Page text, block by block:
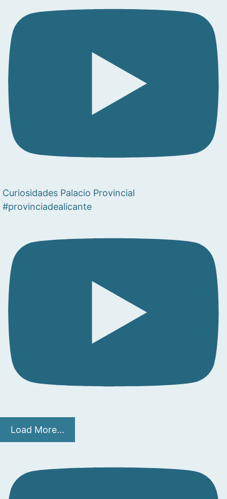
Curiosidades Palacio Provincial
#provinciadealicante
Load More...